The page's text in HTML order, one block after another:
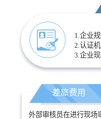
1.企业
2.认证
3.企业
差旅费用
外部审核员在进行现场